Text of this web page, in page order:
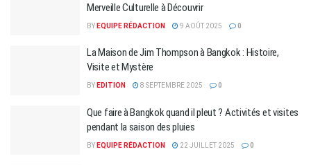
Merveille Culturelle à Découvrir
BY EQUIPE RÉDACTION 9 AOÛT 2025 0
La Maison de Jim Thompson à Bangkok : Histoire,
Visite et Mystère
BY EDITION 8 SEPTEMBRE 2025 0
Que faire à Bangkok quand il pleut ? Activités et visites
pendant la saison des pluies
BY EQUIPE RÉDACTION 22 JUILLET 2025 0